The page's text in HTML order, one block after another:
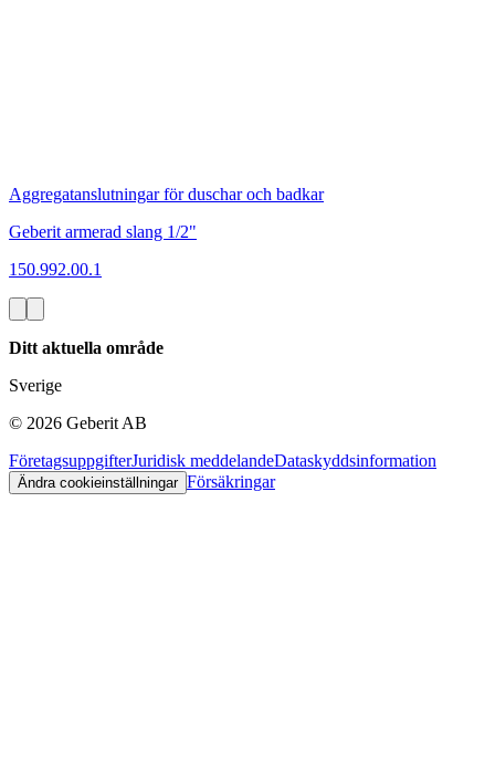
Aggregatanslutningar för duschar och badkar
Geberit armerad slang 1/2"
150.992.00.1
Ditt aktuella område
Sverige
© 2026 Geberit AB
FöretagsuppgifterJuridisk meddelandeDataskyddsinformation
Ändra cookieinställningar Försäkringar